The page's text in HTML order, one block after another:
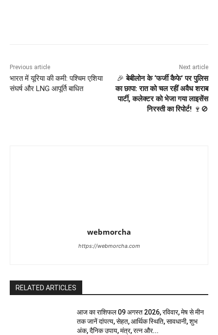
Previous article
भारत में यूरिया की कमी: पश्चिम एशिया
संघर्ष और LNG आपूर्ति बाधित
Next article
🎉बेबीलोन के ‘फर्जी कैफे’ पर पुलिस
का छापा: रात को चल रहीं अवैध शराब
पार्टी, कलेक्टर को भेजा गया लाइसेंस
निरस्ती का रिपोर्ट!🍷🚫
webmorcha
https://webmorcha.com
RELATED ARTICLES
आज का राशिफल 09 अगस्त 2026, रविवार, मेष से मीन
तक जानें दांपत्य, सेहत, आर्थिक स्थिति, सावधानी, शुभ
अंक, दैनिक उपाय, मंत्र, रत्न और...